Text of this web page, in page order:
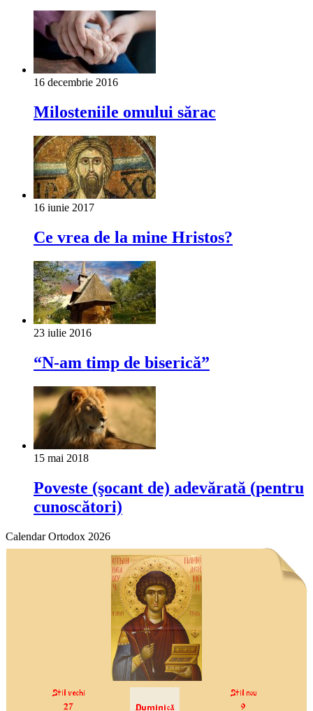
16 decembrie 2016
Milosteniile omului sărac
16 iunie 2017
Ce vrea de la mine Hristos?
23 iulie 2016
“N-am timp de biserică”
15 mai 2018
Poveste (şocant de) adevărată (pentru
cunoscători)
Calendar Ortodox 2026